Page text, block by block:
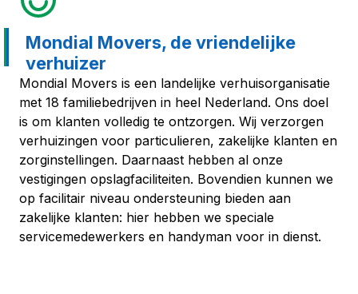
Mondial Movers, de vriendelijke
verhuizer
Mondial Movers is een landelijke verhuisorganisatie
met 18 familiebedrijven in heel Nederland. Ons doel
is om klanten volledig te ontzorgen. Wij verzorgen
verhuizingen voor particulieren, zakelijke klanten en
zorginstellingen. Daarnaast hebben al onze
vestigingen opslagfaciliteiten. Bovendien kunnen we
op facilitair niveau ondersteuning bieden aan
zakelijke klanten: hier hebben we speciale
servicemedewerkers en handyman voor in dienst.